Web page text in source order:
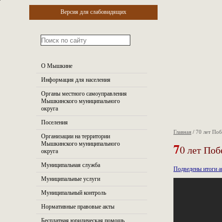
О Мышкине
Информация для населения
Органы местного самоуправления
Мышкинского муниципального
округа
Поселения
Организации на территории
Мышкинского муниципального
округа
Муниципальная служба
Муниципальные услуги
Муниципальный контроль
Нормативные правовые акты
Бесплатная юридическая помощь
Главная / 70 лет
70 лет
Подведены итоги
Версия для слабовидящих